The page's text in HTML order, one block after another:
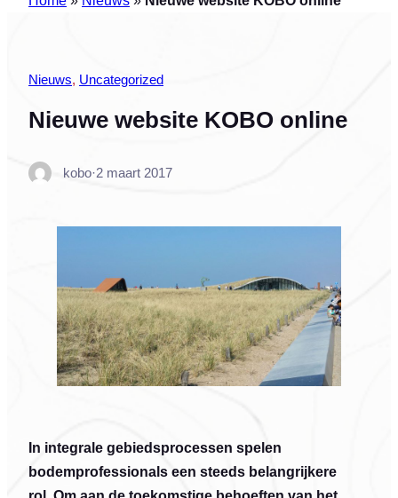
Nieuws, Uncategorized
Nieuwe website KOBO online
kobo·2 maart 2017
In integrale gebiedsprocessen spelen
bodemprofessionals een steeds belangrijkere